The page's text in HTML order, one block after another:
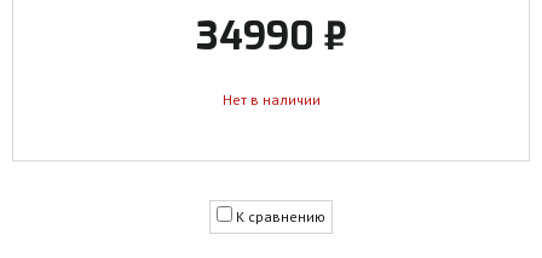
34990 ₽
Нет в наличии
К сравнению